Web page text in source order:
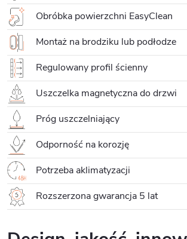
Obróbka powierzchni EasyClean
Montaż na brodziku lub podłodze
Regulowany profil ścienny
Uszczelka magnetyczna do drzwi
Próg uszczelniający
Odporność na korozję
Potrzeba aklimatyzacji
Rozszerzona gwarancja 5 lat